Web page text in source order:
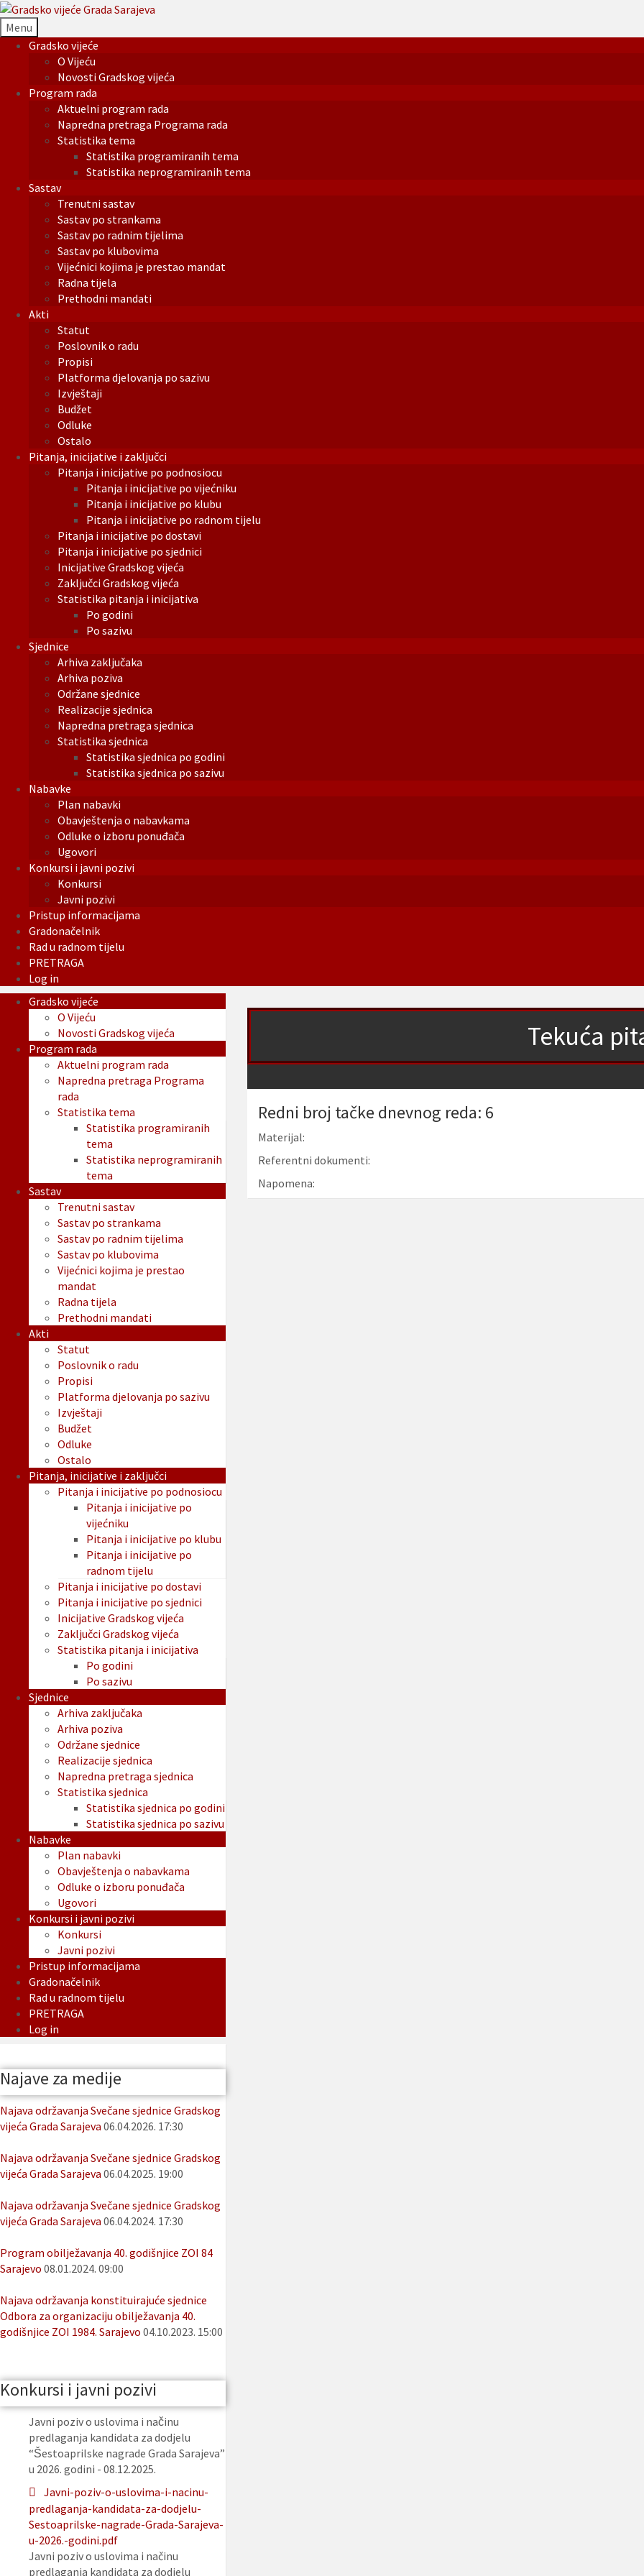
Menu
Gradsko vijeće
O Vijeću
Novosti Gradskog vijeća
Program rada
Aktuelni program rada
Napredna pretraga Programa rada
Statistika tema
Statistika programiranih tema
Statistika neprogramiranih tema
Sastav
Trenutni sastav
Sastav po strankama
Sastav po radnim tijelima
Sastav po klubovima
Vijećnici kojima je prestao mandat
Radna tijela
Prethodni mandati
Akti
Statut
Poslovnik o radu
Propisi
Platforma djelovanja po sazivu
Izvještaji
Budžet
Odluke
Ostalo
Pitanja, inicijative i zaključci
Pitanja i inicijative po podnosiocu
Pitanja i inicijative po vijećniku
Pitanja i inicijative po klubu
Pitanja i inicijative po radnom tijelu
Pitanja i inicijative po dostavi
Pitanja i inicijative po sjednici
Inicijative Gradskog vijeća
Zaključci Gradskog vijeća
Statistika pitanja i inicijativa
Po godini
Po sazivu
Sjednice
Arhiva zaključaka
Arhiva poziva
Održane sjednice
Realizacije sjednica
Napredna pretraga sjednica
Statistika sjednica
Statistika sjednica po godini
Statistika sjednica po sazivu
Nabavke
Plan nabavki
Obavještenja o nabavkama
Odluke o izboru ponuđača
Ugovori
Konkursi i javni pozivi
Konkursi
Javni pozivi
Pristup informacijama
Gradonačelnik
Rad u radnom tijelu
PRETRAGA
Log in
Tekuća
Redni broj tačke dnevnog reda: 6
Materijal:
Referentni dokumenti:
Napomena:
Gradsko vijeće
O Vijeću
Novosti Gradskog vijeća
Program rada
Aktuelni program rada
Napredna pretraga Programa
rada
Statistika tema
Statistika programiranih
tema
Statistika neprogramiranih
tema
Sastav
Trenutni sastav
Sastav po strankama
Sastav po radnim tijelima
Sastav po klubovima
Vijećnici kojima je prestao
mandat
Radna tijela
Prethodni mandati
Akti
Statut
Poslovnik o radu
Propisi
Platforma djelovanja po sazivu
Izvještaji
Budžet
Odluke
Ostalo
Pitanja, inicijative i zaključci
Pitanja i inicijative po podnosiocu
Pitanja i inicijative po
vijećniku
Pitanja i inicijative po klubu
Pitanja i inicijative po
radnom tijelu
Pitanja i inicijative po dostavi
Pitanja i inicijative po sjednici
Inicijative Gradskog vijeća
Zaključci Gradskog vijeća
Statistika pitanja i inicijativa
Po godini
Po sazivu
Sjednice
Arhiva zaključaka
Arhiva poziva
Održane sjednice
Realizacije sjednica
Napredna pretraga sjednica
Statistika sjednica
Statistika sjednica po godini
Statistika sjednica po sazivu
Nabavke
Plan nabavki
Obavještenja o nabavkama
Odluke o izboru ponuđača
Ugovori
Konkursi i javni pozivi
Konkursi
Javni pozivi
Pristup informacijama
Gradonačelnik
Rad u radnom tijelu
PRETRAGA
Log in
Najave za medije
Najava održavanja Svečane sjednice Gradskog
vijeća Grada Sarajeva 06.04.2026. 17:30
Najava održavanja Svečane sjednice Gradskog
vijeća Grada Sarajeva 06.04.2025. 19:00
Najava održavanja Svečane sjednice Gradskog
vijeća Grada Sarajeva 06.04.2024. 17:30
Program obilježavanja 40. godišnjice ZOI 84
Sarajevo 08.01.2024. 09:00
Najava održavanja konstituirajuće sjednice
Odbora za organizaciju obilježavanja 40.
godišnjice ZOI 1984. Sarajevo 04.10.2023. 15:00
Konkursi i javni pozivi
Javni poziv o uslovima i načinu
predlaganja kandidata za dodjelu
“Šestoaprilske nagrade Grada Sarajeva”
u 2026. godini - 08.12.2025.
Javni-poziv-o-uslovima-i-nacinu-
predlaganja-kandidata-za-dodjelu-
Sestoaprilske-nagrade-Grada-Sarajeva-
u-2026.-godini.pdf
Javni poziv o uslovima i načinu
predlaganja kandidata za dodjelu